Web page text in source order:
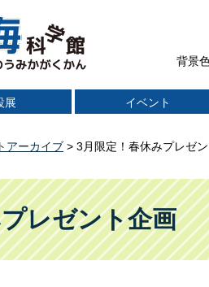
背景
展 イベント
アーカイブ > 3月限定！春休みプレゼ
レゼント企画